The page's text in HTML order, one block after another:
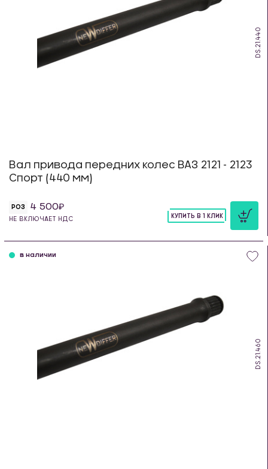
DS.21.440
Вал привода передних колес ВАЗ 2121 - 2123
Спорт (440 мм)
РОЗ 4 500
НЕ ВКЛЮЧАЕТ НДС
КУПИТЬ В 1 КЛИК
DS.21.460
в наличии